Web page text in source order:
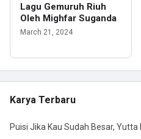
Lagu Gemuruh Riuh
Oleh Mighfar Suganda
March 21, 2024
Karya Terbaru
Puisi Jika Kau Sudah Besar,